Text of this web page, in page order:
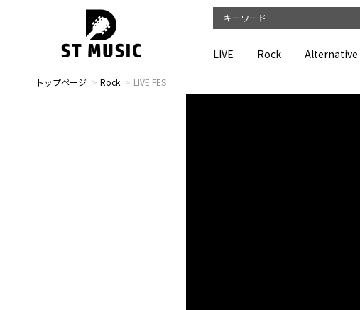
LIVE Rock Alternative
トップページ Rock LIVE FES